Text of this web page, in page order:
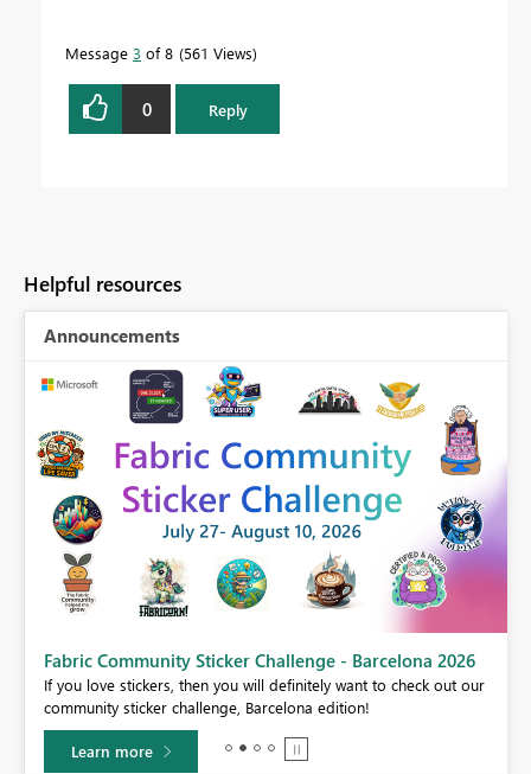
Message 3 of 8 561 Views
0 Reply
Helpful resources
Announcements
Fabric Community Sticker Challenge - Barcelona 2026
If you love stickers, then you will definitely want to check out our
community sticker challenge, Barcelona edition!
Learn more